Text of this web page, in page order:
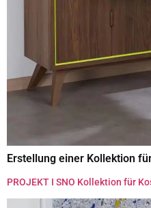
Erstellung einer Kollektion
PROJEKT I SNO Kollektion für